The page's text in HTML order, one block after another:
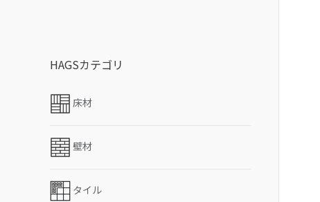
HAGSカテゴリ
床材
壁材
タイル